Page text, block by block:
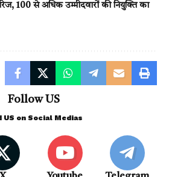
100 से अधिक उम्मीदवारों की नियुक्ति का
Follow US
US on Social Medias